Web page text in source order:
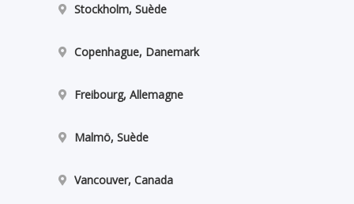
Stockholm, Suède
Copenhague, Danemark
Freibourg, Allemagne
Malmö, Suède
Vancouver, Canada